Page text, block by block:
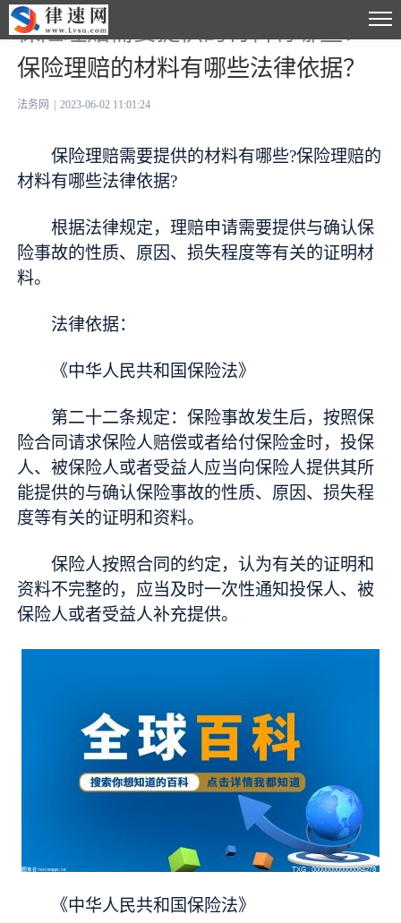
保险理赔需要提供的材料有哪些？
保险理赔的材料有哪些法律依据？
法务网 2023-06-02 11:01:24
保险理赔需要提供的材料有哪些?保险理赔的
材料有哪些法律依据?
根据法律规定，理赔申请需要提供与确认保
险事故的性质、原因、损失程度等有关的证明材
料。
法律依据：
《中华人民共和国保险法》
第二十二条规定：保险事故发生后，按照保
险合同请求保险人赔偿或者给付保险金时，投保
人、被保险人或者受益人应当向保险人提供其所
能提供的与确认保险事故的性质、原因、损失程
度等有关的证明和资料。
保险人按照合同的约定，认为有关的证明和
资料不完整的，应当及时一次性通知投保人、被
保险人或者受益人补充提供。
《中华人民共和国保险法》